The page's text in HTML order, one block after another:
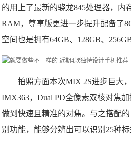
的用上了最新的骁龙845处理器，内
RAM，尊享版更进一步提升配备了
空间也是拥有64GB、128GB、
拍照方面本次MIX 2S进步巨大
IMX363，Dual PD全像素双核对焦
做到快速且精准的对焦。与之搭配
别功能，能够分辨出可以识别25种